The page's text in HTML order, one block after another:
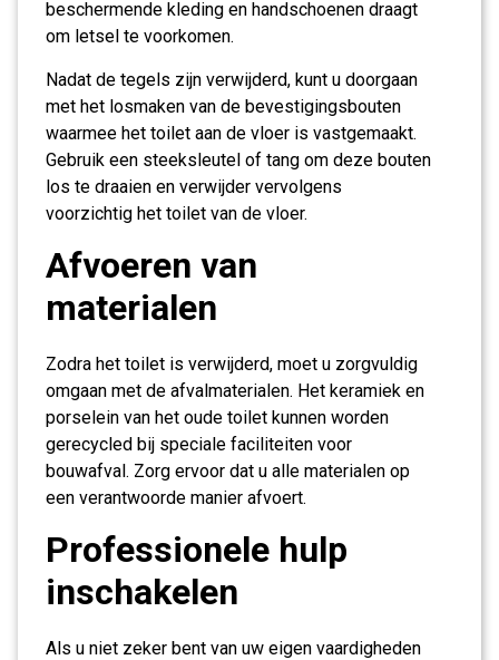
beschermende kleding en handschoenen draagt
om letsel te voorkomen.
Nadat de tegels zijn verwijderd, kunt u doorgaan
met het losmaken van de bevestigingsbouten
waarmee het toilet aan de vloer is vastgemaakt.
Gebruik een steeksleutel of tang om deze bouten
los te draaien en verwijder vervolgens
voorzichtig het toilet van de vloer.
Afvoeren van
materialen
Zodra het toilet is verwijderd, moet u zorgvuldig
omgaan met de afvalmaterialen. Het keramiek en
porselein van het oude toilet kunnen worden
gerecycled bij speciale faciliteiten voor
bouwafval. Zorg ervoor dat u alle materialen op
een verantwoorde manier afvoert.
Professionele hulp
inschakelen
Als u niet zeker bent van uw eigen vaardigheden